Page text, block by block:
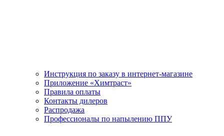
Инструкция по заказу в интернет-магазине
Приложение «Химтраст»
Правила оплаты
Контакты дилеров
Распродажа
Профессионалы по напылению ППУ